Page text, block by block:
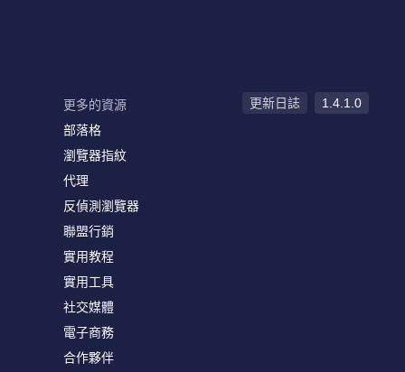
更多的資源
部落格
瀏覽器指紋
代理
反偵測瀏覽器
聯盟行銷
實用教程
實用工具
社交媒體
電子商務
合作夥伴
更新日誌 1.4.1.0